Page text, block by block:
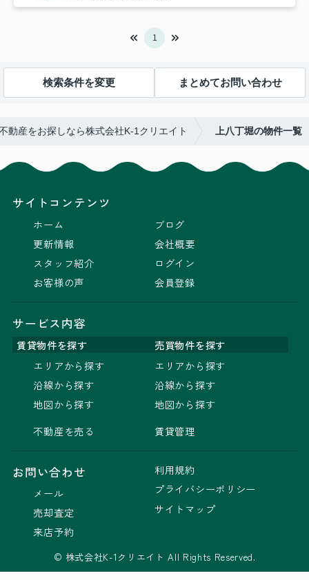
1
検索条件を変更 まとめてお問い合わせ
動産をお探しなら株式会社K-1クリエイト 上八丁堀の物件一覧
サイトコンテンツ
ホーム
更新情報
スタッフ紹介
お客様の声
ブログ
会社概要
ログイン
会員登録
サービス内容
賃貸物件を探す
売買物件を探す
エリアから探す
沿線から探す
地図から探す
不動産を売る
エリアから探す
沿線から探す
地図から探す
賃貸管理
お問い合わせ
メール
売却査定
来店予約
利用規約
プライバシーポリシー
サイトマップ
© 株式会社K-1クリエイト All Rights Reserved.